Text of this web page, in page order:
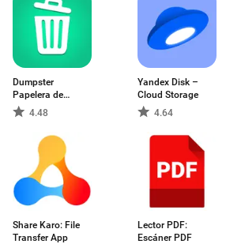
Dumpster
Papelera de
Reciclaje
4.48
Yandex Disk –
Cloud Storage
4.64
Share Karo: File
Transfer App
Lector PDF:
Escáner PDF